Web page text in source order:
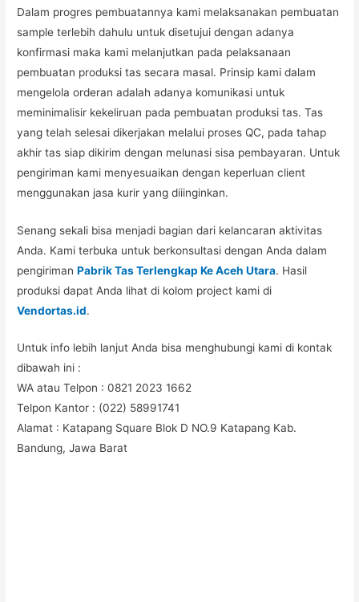
Dalam progres pembuatannya kami melaksanakan pembuatan
sample terlebih dahulu untuk disetujui dengan adanya
konfirmasi maka kami melanjutkan pada pelaksanaan
pembuatan produksi tas secara masal. Prinsip kami dalam
mengelola orderan adalah adanya komunikasi untuk
meminimalisir kekeliruan pada pembuatan produksi tas. Tas
yang telah selesai dikerjakan melalui proses QC, pada tahap
akhir tas siap dikirim dengan melunasi sisa pembayaran. Untuk
pengiriman kami menyesuaikan dengan keperluan client
menggunakan jasa kurir yang diiinginkan.
Senang sekali bisa menjadi bagian dari kelancaran aktivitas
Anda. Kami terbuka untuk berkonsultasi dengan Anda dalam
pengirimanPabrik Tas Terlengkap Ke Aceh Utara. Hasil
produksi dapat Anda lihat di kolom project kami di
Vendortas.id.
Untuk info lebih lanjut Anda bisa menghubungi kami di kontak
dibawah ini :
WA atau Telpon : 0821 2023 1662
Telpon Kantor : (022) 58991741
Alamat : Katapang Square Blok D NO.9 Katapang Kab.
Bandung, Jawa Barat